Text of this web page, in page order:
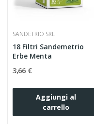
SANDETRIO SRL
18 Filtri Sandemetrio
Erbe Menta
3,66 €
Aggiungi al
carrello